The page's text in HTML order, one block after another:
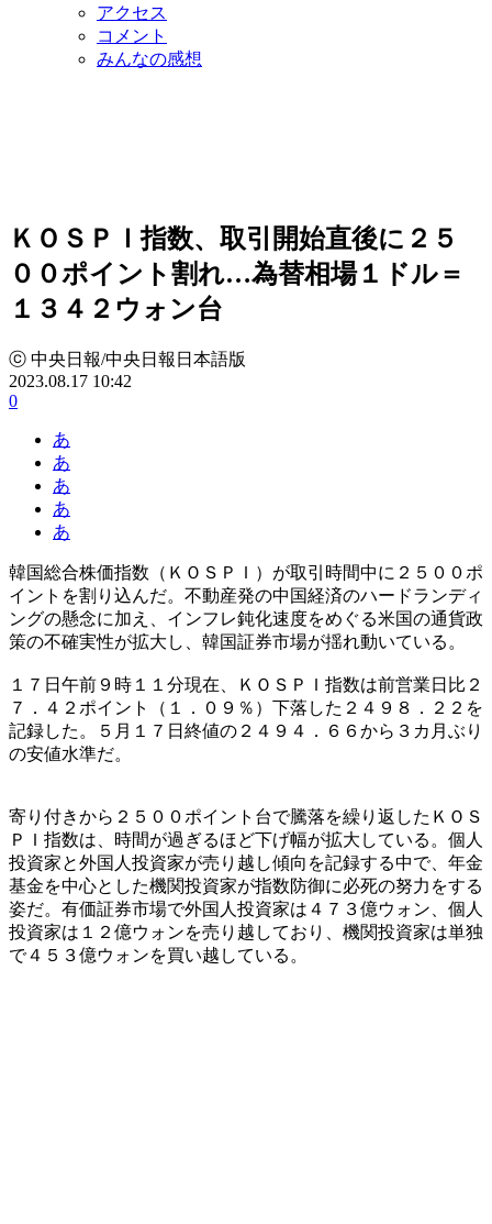
アクセス
コメント
みんなの感想
ＫＯＳＰＩ指数、取引開始直後に２５
００ポイント割れ…為替相場１ドル＝
１３４２ウォン台
ⓒ 中央日報/中央日報日本語版
2023.08.17 10:42
0
あ
あ
あ
あ
あ
韓国総合株価指数（ＫＯＳＰＩ）が取引時間中に２５００ポ
イントを割り込んだ。不動産発の中国経済のハードランディ
ングの懸念に加え、インフレ鈍化速度をめぐる米国の通貨政
策の不確実性が拡大し、韓国証券市場が揺れ動いている。
１７日午前９時１１分現在、ＫＯＳＰＩ指数は前営業日比２
７．４２ポイント（１．０９％）下落した２４９８．２２を
記録した。５月１７日終値の２４９４．６６から３カ月ぶり
の安値水準だ。
寄り付きから２５００ポイント台で騰落を繰り返したＫＯＳ
ＰＩ指数は、時間が過ぎるほど下げ幅が拡大している。個人
投資家と外国人投資家が売り越し傾向を記録する中で、年金
基金を中心とした機関投資家が指数防御に必死の努力をする
姿だ。有価証券市場で外国人投資家は４７３億ウォン、個人
投資家は１２億ウォンを売り越しており、機関投資家は単独
で４５３億ウォンを買い越している。